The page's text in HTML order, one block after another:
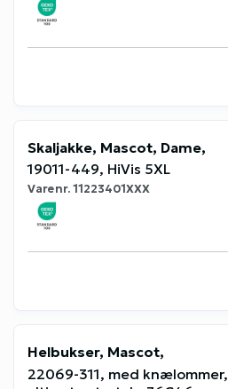
Skaljakke, Mascot, Dame,
19011-449, HiVis 5XL
Varenr.11223401XXX
Helbukser, Mascot,
22069-311, med knælommer,